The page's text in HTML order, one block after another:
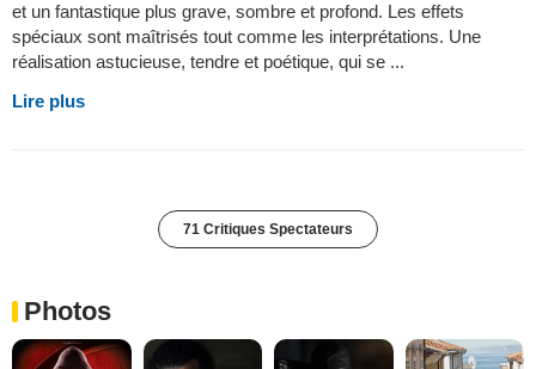
et un fantastique plus grave, sombre et profond. Les effets
spéciaux sont maîtrisés tout comme les interprétations. Une
réalisation astucieuse, tendre et poétique, qui se ...
Lire plus
71 Critiques Spectateurs
Photos